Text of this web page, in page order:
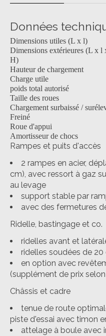
Données
Dimensions utiles (L x l)
Dimensions extérieures (L x l
H)
Hauteur de chargement
Charge utile
poids total autorisé
Taille des roues
Chargement surbaissé /
Freiné
Roue d'appui
Amortisseur de chocs
Rampes et puits d'accès
2 rampes en acier,
cm), avec ressort à gaz
au levage
support stable par
avec des fermetures
Ridelle, bastingage et co.
ridelles avant et
ridelles soudées de
en option avec
(supplément de prix
Châssis et cadre
tenue de route
piste d'essai avec timon
attelage à boule avec